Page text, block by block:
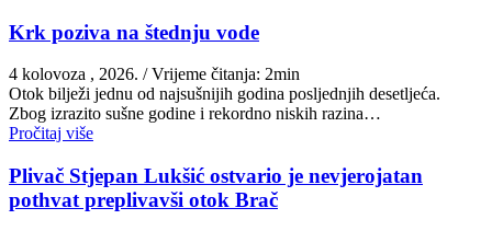
Krk poziva na štednju vode
4 kolovoza , 2026. / Vrijeme čitanja: 2min
Otok bilježi jednu od najsušnijih godina posljednjih desetljeća.
Zbog izrazito sušne godine i rekordno niskih razina…
Pročitaj više
Plivač Stjepan Lukšić ostvario je nevjerojatan
pothvat preplivavši otok Brač